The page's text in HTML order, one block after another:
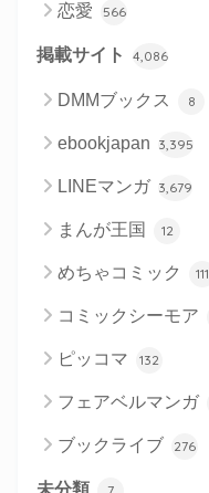
恋愛 566
掲載サイト 4,086
DMMブックス 8
ebookjapan 3,395
LINEマンガ 3,679
まんが王国 12
めちゃコミック 111
コミックシーモア
ピッコマ 132
フェアベルマンガ
ブックライブ 276